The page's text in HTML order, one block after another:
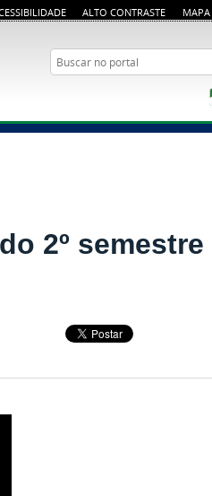
ALTO CONTRASTE
Busca
2º semestre